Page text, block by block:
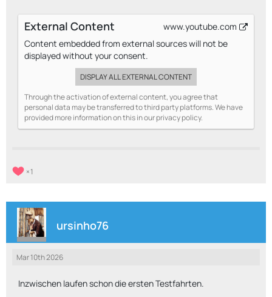
External Content
www.youtube.com
Content embedded from external sources will not be
displayed without your consent.
DISPLAY ALL EXTERNAL CONTENT
Through the activation of external content, you agree that
personal data may be transferred to third party platforms. We have
provided more information on this in our privacy policy.
1
ursinho76
Mar 10th 2026
Inzwischen laufen schon die ersten Testfahrten.